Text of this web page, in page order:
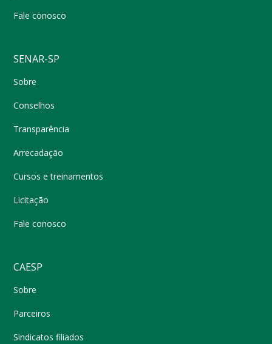
Fale conosco
SENAR-SP
Sobre
Conselhos
Transparência
Arrecadação
Cursos e treinamentos
Licitação
Fale conosco
CAESP
Sobre
Parceiros
Sindicatos filiados